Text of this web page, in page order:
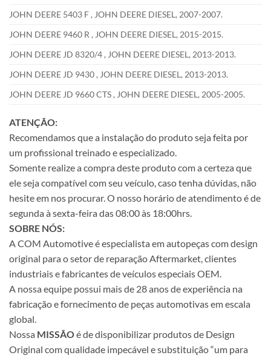
JOHN DEERE 5403 F , JOHN DEERE DIESEL, 2007-2007.
JOHN DEERE 9460 R , JOHN DEERE DIESEL, 2015-2015.
JOHN DEERE JD 8320/4 , JOHN DEERE DIESEL, 2013-2013.
JOHN DEERE JD 9430 , JOHN DEERE DIESEL, 2013-2013.
JOHN DEERE JD 9660 CTS , JOHN DEERE DIESEL, 2005-2005.
ATENÇÃO:
Recomendamos que a instalação do produto seja feita por
um profissional treinado e especializado.
Somente realize a compra deste produto com a certeza que
ele seja compatível com seu veículo, caso tenha dúvidas, não
hesite em nos procurar. O nosso horário de atendimento é de
segunda à sexta-feira das 08:00 às 18:00hrs.
SOBRE NÓS:
A COM Automotive é especialista em autopeças com design
original para o setor de reparação Aftermarket, clientes
industriais e fabricantes de veículos especiais OEM.
A nossa equipe possui mais de 28 anos de experiência na
fabricação e fornecimento de peças automotivas em escala
global.
Nossa MISSÃOé de disponibilizar produtos de Design
Original com qualidade impecável e substituição “um para